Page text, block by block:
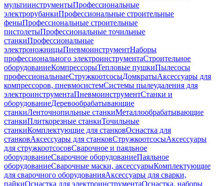
мультиинструментыПрофессиональные
электрорубанкиПрофессиональные строительные
феныПрофессиональные строительные
пистолетыПрофессиональные точильные
станкиПрофессиональные
электроножницыПневмоинструментНаборы
профессионального электроинструментаСтроительное
оборудованиеКомпрессорыТепловые пушкиПылесосы
профессиональныеСтружкоотсосыДомкратыАксессуары для
компрессоров, пневмосистемСистемы пылеудаления для
электроинструментаПневмоинструментСтанки и
оборудованиеДеревообрабатывающие
станкиЛенточнопильные станкиМеталлообрабатывающие
станкиПлиткорезные станкиТочильные
станкиКомплектующие для станковОснастка для
станковАксессуары для станковСтружкоотсосыАксессуары
для стружкоотсосовСварочное и паяльное
оборудованиеСварочное оборудованиеПаяльное
оборудованиеСварочные маски, аксессуарыКомплектующие
для сварочного оборудованияАксессуары для сварки,
пайкиОснастка для электроинструментаОснастка, наборы